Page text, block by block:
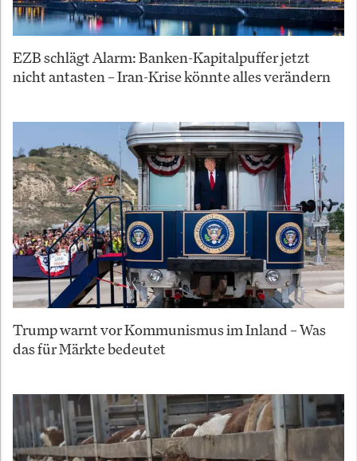
EZB schlägt Alarm: Banken-Kapitalpuffer jetzt
nicht antasten – Iran-Krise könnte alles verändern
Trump warnt vor Kommunismus im Inland – Was
das für Märkte bedeutet